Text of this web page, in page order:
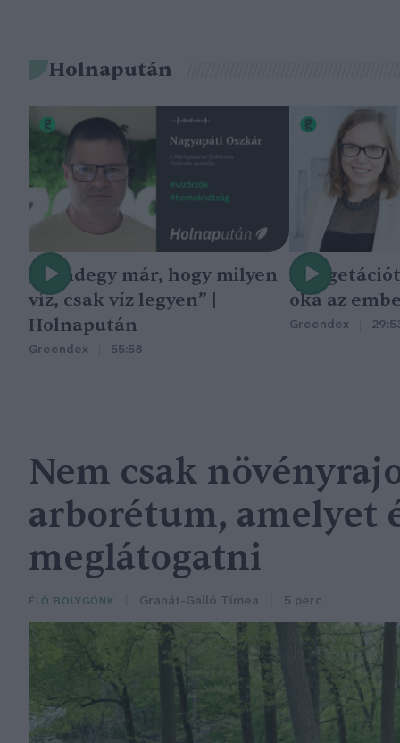
Holnapután
„Mindegy már, hogy milyen
víz, csak víz legyen” |
Holnapután
Greendex 55:58
A
oka az
Greendex
Nem csak
arborétum, amelyet
meglátogatni
ÉLŐ BOLYGÓNK Granát-Galló Tímea 5 perc